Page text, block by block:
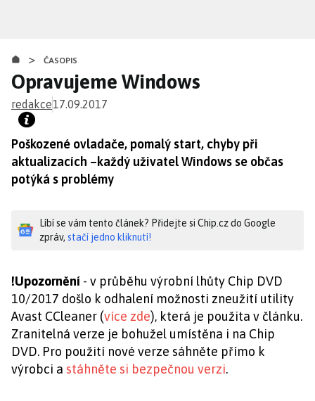
obsahu
> ČASOPIS
Opravujeme Windows
redakce17.09.2017
Poškozené ovladače, pomalý start, chyby při
aktualizacích –každý uživatel Windows se občas
potýká s problémy
Líbí se vám tento článek? Přidejte si Chip.cz do Google
zpráv, stačí jedno kliknutí!
!Upozornění - v průběhu výrobní lhůty Chip DVD
10/2017 došlo k odhalení možnosti zneužití utility
Avast CCleaner (více zde), která je použita v článku.
Zranitelná verze je bohužel umístěna i na Chip
DVD. Pro použití nové verze sáhněte přímo k
výrobci a stáhněte si bezpečnou verzi.